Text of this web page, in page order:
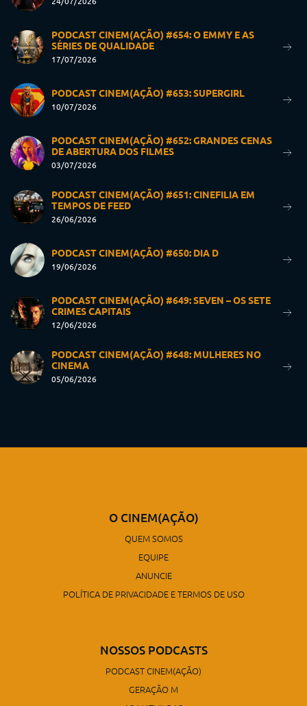
PODCAST CINEM(AÇÃO) #654: O EMMY E AS
SÉRIES DE QUALIDADE
17/07/2026
PODCAST CINEM(AÇÃO) #653: SUPERGIRL
10/07/2026
PODCAST CINEM(AÇÃO) #652: GRANDES CENAS
DE ABERTURA DOS FILMES
03/07/2026
PODCAST CINEM(AÇÃO) #651: CINEFILIA EM
TEMPOS DE FEED
26/06/2026
PODCAST CINEM(AÇÃO) #650: DIA D
19/06/2026
PODCAST CINEM(AÇÃO) #649: SEVEN – OS SETE
CRIMES CAPITAIS
12/06/2026
PODCAST CINEM(AÇÃO) #648: MULHERES NO
CINEMA
05/06/2026
O CINEM(AÇÃO)
QUEM SOMOS
EQUIPE
ANUNCIE
POLÍTICA DE PRIVACIDADE E TERMOS DE USO
NOSSOS PODCASTS
PODCAST CINEM(AÇÃO)
GERAÇÃO M